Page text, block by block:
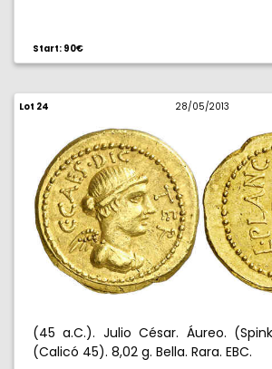
Start: 90€
Lot 24 28/05/2013
(45 a.C.). Julio César. Áureo.
(Calicó 45). 8,02 g. Bella. Rara. EBC.